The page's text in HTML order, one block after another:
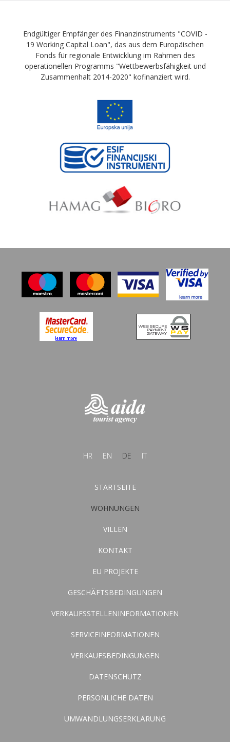
Endgültiger Empfänger des Finanzinstruments "COVID -
19 Working Capital Loan", das aus dem Europäischen
Fonds für regionale Entwicklung im Rahmen des
operationellen Programms "Wettbewerbsfähigkeit und
Zusammenhalt 2014-2020" kofinanziert wird.
HR EN DE IT
STARTSEITE
WOHNUNGEN
VILLEN
KONTAKT
EU PROJEKTE
GESCHÄFTSBEDINGUNGEN
VERKAUFSSTELLENINFORMATIONEN
SERVICEINFORMATIONEN
VERKAUFSBEDINGUNGEN
DATENSCHUTZ
PERSÖNLICHE DATEN
UMWANDLUNGSERKLÄRUNG